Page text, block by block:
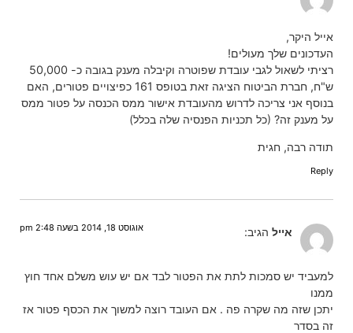
אייל היקר,
העדכונים שלך מעולים!
רציתי לשאול לגבי עובדת שפוטרה וקיבלה מענק בגובה כ- 50,000
ש"ח, חברת הביטוח הציגה זאת בטופס 161 כפיצויים פטורים, האם
בנוסף אני צריכה לדרוש מהעובדת אישור ממס הכנסה על פטור ממס
על מענק זה? (כל תכניות הפנסיה שלה בכלל)
תודה רבה, חגית
Reply
אייל הגיב: אוגוסט 18, 2014 בשעה 2:48 pm
למעביד יש סמכות לתת את הפטור לבד אם יש עוש משלם אחד חוץ
ממנו
יתכן שזה מה שקרה פה . אם העובד רוצה למשוך את הכסף פטור אז
זה בסדר